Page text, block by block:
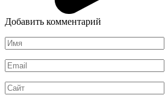
Добавить комментарий
Имя
*
Email
*
Сайт